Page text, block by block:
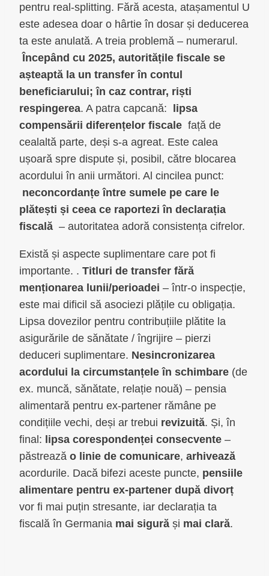
pentru real-splitting. Fără acesta, atașamentul U
este adesea doar o hârtie în dosar și deducerea
ta este anulată. A treia problemă – numerarul.
Începând cu 2025, autoritățile fiscale se
așteaptă la un transfer în contul
beneficiarului; în caz contrar, riști
respingerea. A patra capcană: lipsa
compensării diferențelor fiscale față de
cealaltă parte, deși s-a agreat. Este calea
ușoară spre dispute și, posibil, către blocarea
acordului în anii următori. Al cincilea punct:
neconcordanțe între sumele pe care le
plătești și ceea ce raportezi în declarația
fiscală – autoritatea adoră consistența cifrelor.
Există și aspecte suplimentare care pot fi
importante. . Titluri de transfer fără
menționarea lunii/perioadei – într-o inspecție,
este mai dificil să asociezi plățile cu obligația.
Lipsa dovezilor pentru contribuțiile plătite la
asigurările de sănătate / îngrijire – pierzi
deduceri suplimentare. Nesincronizarea
acordului la circumstanțele în schimbare (de
ex. muncă, sănătate, relație nouă) – pensia
alimentară pentru ex-partener rămâne pe
condițiile vechi, deși ar trebui revizuită. Și, în
final: lipsa corespondenței consecvente –
păstrează o linie de comunicare, arhivează
acordurile. Dacă bifezi aceste puncte, pensiile
alimentare pentru ex-partener după divorț
vor fi mai puțin stresante, iar declarația ta
fiscală în Germania mai sigură și mai clară.